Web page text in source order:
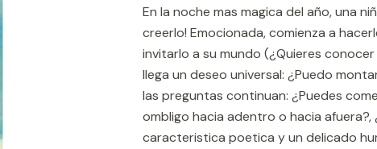
En la noche mas magica del año, una
creerlo! Emocionada, comienza a
invitarlo a su mundo (¿Quieres
llega un deseo universal: ¿Puedo
las preguntas continuan: ¿Puedes
ombligo hacia adentro o hacia
caracteristica poetica y un delicado